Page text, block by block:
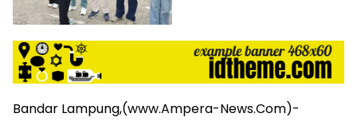
media
siber
lebih
eksklusif,
bergaya
mengandung
Bandar Lampung,(www.Ampera-News.Com)-